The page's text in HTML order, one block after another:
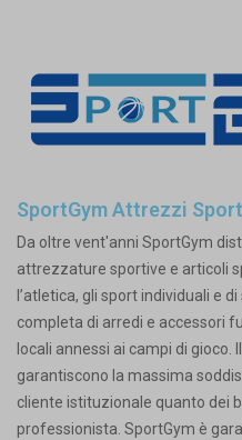
SportGym Attrezzi
Da oltre vent'anni SportGym
attrezzature sportive e articoli
l’atletica, gli sport individuali e
completa di arredi e accessori
locali annessi ai campi di
garantiscono la massima
cliente istituzionale quanto dei
professionista. SportGym è